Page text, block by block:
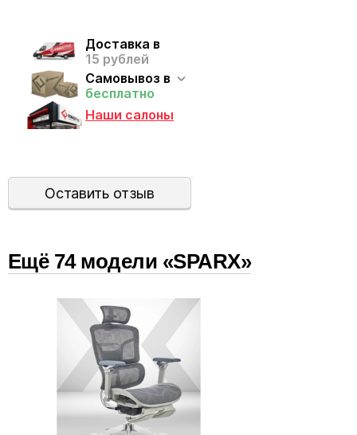
Доставка в
15 рублей
Самовывоз в
бесплатно
Наши салоны
Оставить отзыв
Ещё 74 модели «SPARX»